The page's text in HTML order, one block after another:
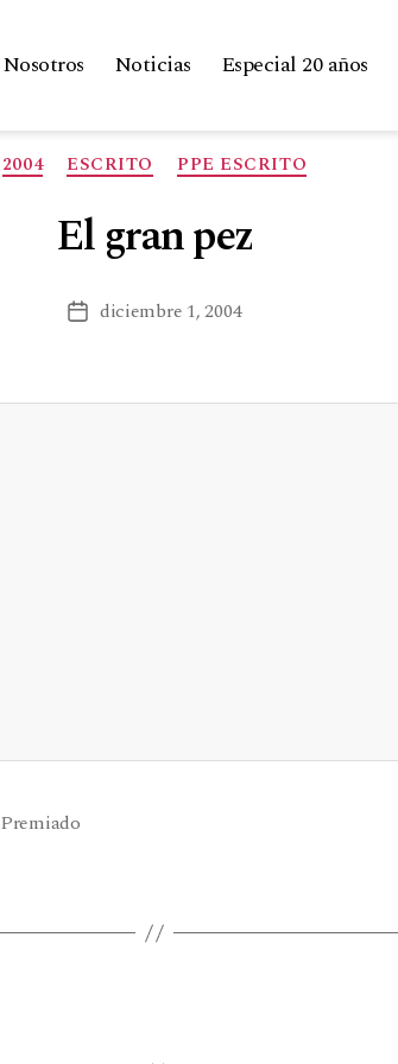
Nosotros Noticias Especial 20 años
2004 ESCRITO PPE ESCRITO
El gran pez
diciembre 1, 2004
Premiado